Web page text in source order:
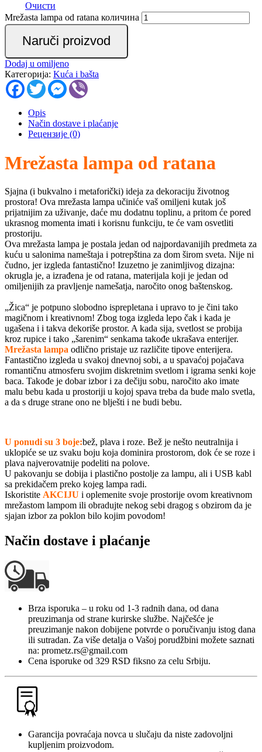
Очисти
Mrežasta lampa od ratana количина
Naruči proizvod
Dodaj u omiljeno
Категорија: Kuća i bašta
FacebookTwitterMessenger
Opis
Način dostave i plaćanje
Рецензије (0)
Mrežasta lampa od ratana
Sjajna (i bukvalno i metaforički) ideja za dekoraciju životnog
prostora! Ova mrežasta lampa učiniće vaš omiljeni kutak još
prijatnijim za uživanje, daće mu dodatnu toplinu, a pritom će pored
ukrasnog momenta imati i korisnu funkciju, te će vam osvetliti
prostoriju.
Ova mrežasta lampa je postala jedan od najpordavanijih predmeta za
kuću u salonima nameštaja i potrepština za dom širom sveta. Nije ni
čudno, jer izgleda fantastično! Izuzetno je zanimljivog dizajna:
okrugla je, a izrađena je od ratana, materijala koji je jedan od
omiljenijih za pravljenje namešatja, naročito onog baštenskog.
„Žica“ je potpuno slobodno isprepletana i upravo to je čini tako
magičnom i kreativnom! Zbog toga izgleda lepo čak i kada je
ugašena i i takva dekoriše prostor. A kada sija, svetlost se probija
kroz rupice i tako „šarenim“ senkama takođe ukrašava enterijer.
Mrežasta lampa odlično pristaje uz različite tipove enterijera.
Fantastično izgleda u svakoj dnevnoj sobi, a u spavaćoj pojačava
romantičnu atmosferu svojim diskretnim svetlom i igrama senki koje
baca. Takođe je dobar izbor i za dečiju sobu, naročito ako imate
malu bebu kada u prostoriji u kojoj spava treba da bude malo svetla,
a da s druge strane ono ne blješti i ne budi bebu.
U ponudi su 3 boje:bež, plava i roze. Bež je nešto neutralnija i
uklopiće se uz svaku boju koja dominira prostorom, dok će se roze i
plava najverovatnije podeliti na polove.
U pakovanju se dobija i plastično postolje za lampu, ali i USB kabl
sa prekidačem preko kojeg lampa radi.
Iskoristite AKCIJU i oplemenite svoje prostorije ovom kreativnom
mrežastom lampom ili obradujte nekog sebi dragog s obzirom da je
sjajan izbor za poklon bilo kojim povodom!
Način dostave i plaćanje
Brza isporuka – u roku od 1-3 radnih dana, od dana
preuzimanja od strane kurirske službe. Najčešće je
preuzimanje nakon dobijene potvrde o poručivanju istog dana
ili sutradan. Za više detalja o Vašoj porudžbini možete saznati
na: prometz.rs@gmail.com
Cena isporuke od 329 RSD fiksno za celu Srbiju.
Garancija povraćaja novca u slučaju da niste zadovoljni
kupljenim proizvodom.